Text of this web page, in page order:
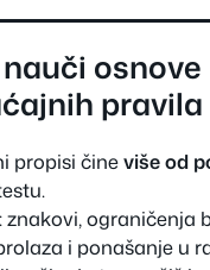
nauči osnove
pravila
propisi čineviše od
znakovi, ograničenja
i ponašanje u